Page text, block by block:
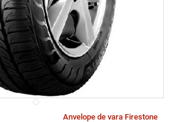
Anvelope de vara Firestone